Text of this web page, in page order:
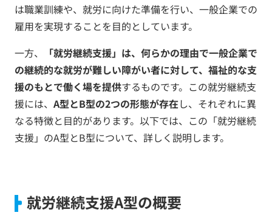
は職業訓練や、就労に向けた準備を行い、一般企業での
雇用を実現することを目的としています。
一方、
「就労継続支援」は、何らかの理由で一般企業で
の継続的な就労が難しい障がい者に対して、福祉的な支
援のもとで働く場を提供するものです。この就労継続支
援には、 A型とB型の2つの形態が存在し、それぞれに異
なる特徴と目的があります。以下では、この「就労継続
支援」のA型とB型について、詳しく説明します。
就労継続支援A型の概要